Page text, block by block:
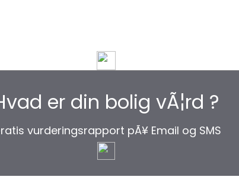
er din bolig vÃ¦rd ?
vurderingsrapport pÃ¥ Email og SMS